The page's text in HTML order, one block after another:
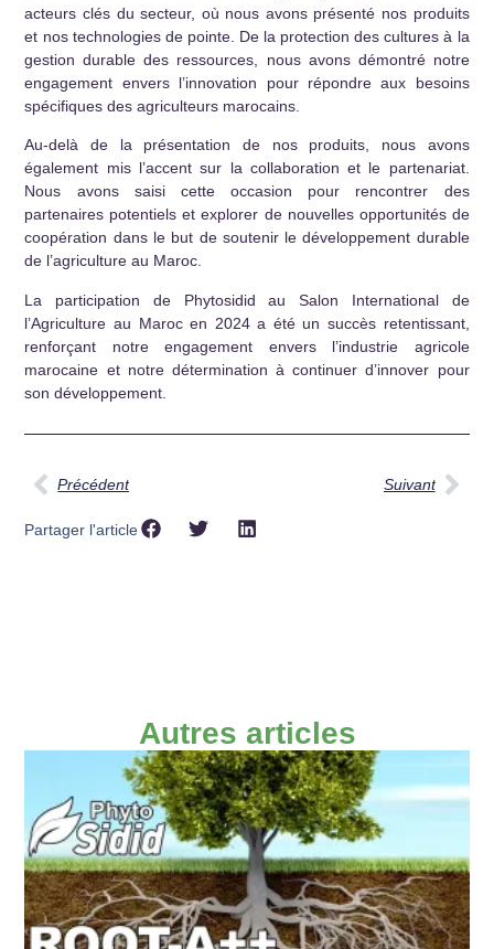
acteurs clés du secteur, où nous avons présenté nos produits
et nos technologies de pointe. De la protection des cultures à la
gestion durable des ressources, nous avons démontré notre
engagement envers l’innovation pour répondre aux besoins
spécifiques des agriculteurs marocains.
Au-delà de la présentation de nos produits, nous avons
également mis l’accent sur la collaboration et le partenariat.
Nous avons saisi cette occasion pour rencontrer des
partenaires potentiels et explorer de nouvelles opportunités de
coopération dans le but de soutenir le développement durable
de l’agriculture au Maroc.
La participation de Phytosidid au Salon International de
l’Agriculture au Maroc en 2024 a été un succès retentissant,
renforçant notre engagement envers l’industrie agricole
marocaine et notre détermination à continuer d’innover pour
son développement.
Précédent Suivant
Partager l'article
Autres articles